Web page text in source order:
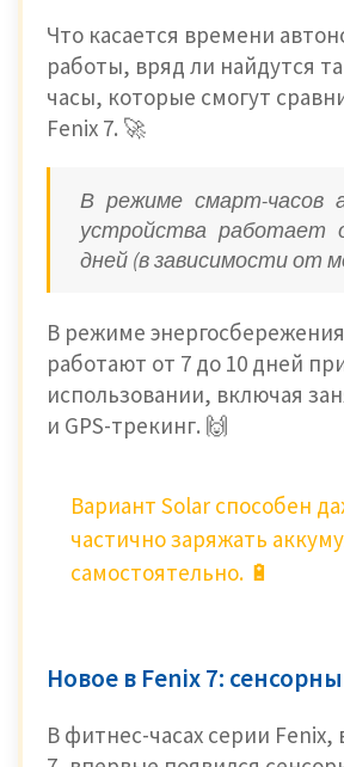
Что касается времени
работы, вряд ли найдутся
часы, которые смогут
Fenix ​​7. 🚀
В режиме смарт-часов
устройства работает
дней (в зависимости от
В режиме
работают от 7 до 10 дней
использовании, включая
и GPS-трекинг. 🙌
Вариант Solar способен
частично заряжать
самостоятельно. 🔋
Новое в Fenix 7:
В фитнес-часах серии Fenix,